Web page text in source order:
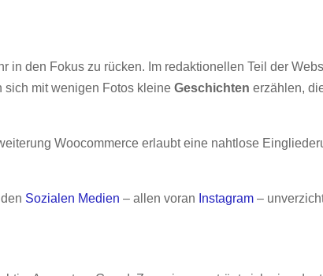
in den Fokus zu rücken. Im redaktionellen Teil der
sich mit wenigen Fotos kleineGeschichten erzählen,
Woocommerce erlaubt eine nahtlose
Sozialen Medien – allen voran Instagram –